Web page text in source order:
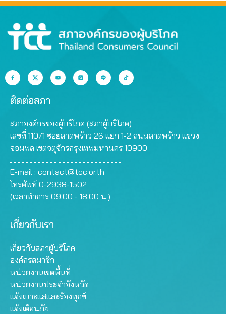
ติดต่อสภา
สภาองค์กรของผู้บริโภค (สภาผู้บริโภค)
เลขที่ 110/1 ซอยลาดพร้าว 26 แยก 1-2 ถนนลาดพร้าว แขวง
จอมพล เขตจตุจักรกรุงเทพมหานคร 10900
E-mail : contact@tcc.or.th
โทรศัพท์ 0-2938-1502
(เวลาทำการ 09.00 - 18.00 น.)
เกี่ยวกับเรา
เกี่ยวกับสภาผู้บริโภค
องค์กรสมาชิก
หน่วยงานเขตพื้นที่
หน่วยงานประจำจังหวัด
แจ้งเบาะแสและร้องทุกข์
แจ้งเตือนภัย